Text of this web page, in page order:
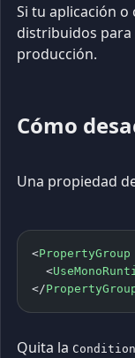
Si tu aplicación
distribuidos para
producción.
Cómo
Una propiedad
<PropertyGroup
  <
</
Quita la Condition